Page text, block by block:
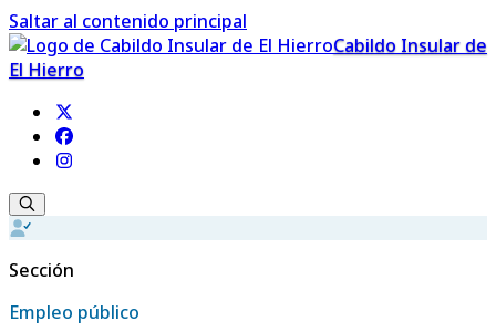
Saltar al contenido principal
Cabildo Insular de
El Hierro
Sección
Empleo público